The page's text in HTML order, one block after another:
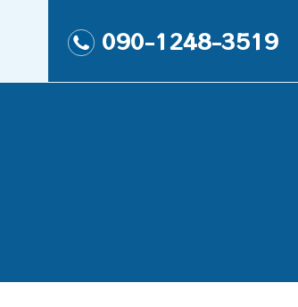
090-1248-3519